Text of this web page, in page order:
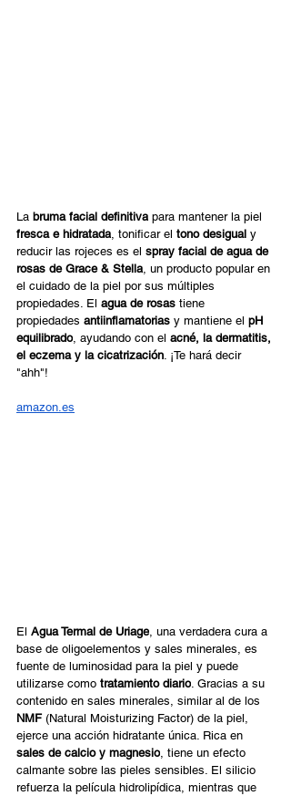
La bruma facial definitiva para mantener la piel
fresca e hidratada , tonificar el tono desigual y
reducir las rojeces es el spray facial de agua de
rosas de Grace & Stella , un producto popular en
el cuidado de la piel por sus múltiples
propiedades. El agua de rosas tiene
propiedades antiinflamatorias y mantiene el pH
equilibrado , ayudando con el acné, la dermatitis,
el eczema y la cicatrización . ¡Te hará decir
"ahh"!
amazon.es
El Agua Termal de Uriage , una verdadera cura a
base de oligoelementos y sales minerales, es
fuente de luminosidad para la piel y puede
utilizarse como tratamiento diario . Gracias a su
contenido en sales minerales, similar al de los
NMF (Natural Moisturizing Factor) de la piel,
ejerce una acción hidratante única. Rica en
sales de calcio y magnesio , tiene un efecto
calmante sobre las pieles sensibles. El silicio
refuerza la película hidrolipídica, mientras que